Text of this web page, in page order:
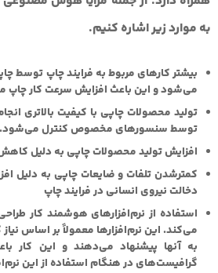
به موارد زیر اشاره کنیم.
بیشتر کارهای مربوط به فرایند چاپ توسط
می‌شود و این باعث افزایش سرعت کار
تولید محصولات چاپی با کیفیت بالاتری
توسط سنسورهای مخصوص کنترل می‌شود.
افزایش تولید محصولات چاپی به دلیل
کمترشدن تلفات و ضایعات چاپی به دلیل
دخالت نیروی انسانی در فرایند چاپ
استفاده از نرم‌افزارهای هوشمند کار
می‌کند. این نرم‌افزارها معمولاً بر اساس
به آنها پیشنهاد می‌دهند و این کار
گرافیست‌های در هنگام استفاده از این